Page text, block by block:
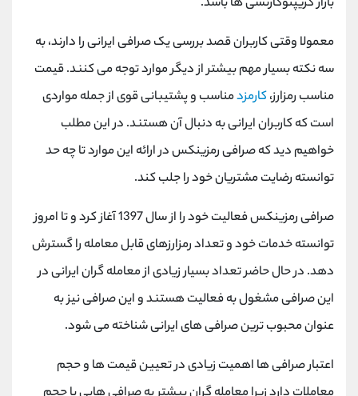
معمولا وقتی کاربران قصد بررسی یک صرافی ایرانی را دارند، به
سه نکته بسیار مهم بیشتر از دیگر موارد توجه می ‌کنند. قیمت
مناسب رمزارز،کارمزدمناسب و پشتیبانی قوی از جمله مواردی
است که کاربران ایرانی به دنبال آن هستند. در این مطلب
خواهیم دید که صرافی رمزینکس در ارائه این موارد تا چه حد
توانسته رضایت مشتریان خود را جلب کند.
صرافی رمزینکس فعالیت خود را از سال 1397 آغاز کرد و تا امروز
توانسته خدمات خود و تعداد رمزارزهای قابل معامله را گسترش
دهد. در حال حاضر تعداد بسیار زیادی از معامله‌ گران ایرانی در
این صرافی مشغول به فعالیت هستند و این صرافی نیز به
عنوان محبوب ترین صرافی های ایرانی شناخته می شود.
اعتبار صرافی‌ ها اهمیت زیادی در تعیین قیمت ‌ها و حجم